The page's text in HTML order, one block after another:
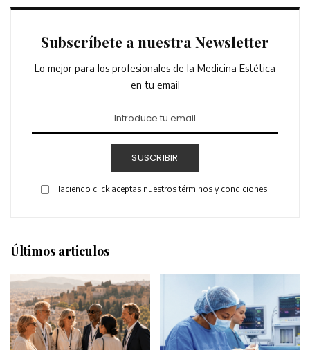
Subscríbete a nuestra Newsletter
Lo mejor para los profesionales de la Medicina Estética
en tu email
SUSCRIBIR
Haciendo click aceptas nuestros términos y condiciones.
Últimos articulos